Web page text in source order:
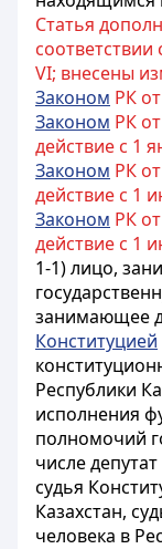
Статья
соответствии
VI; внесены
Законом РК
Законом РК
действие с 1
Законом РК
действие с 1
Законом РК
действие с 1
1-1) лицо,
занимающее
Конституцией
Республики
исполнения
полномочий
числе депутат
судья
Казахстан,
человека в